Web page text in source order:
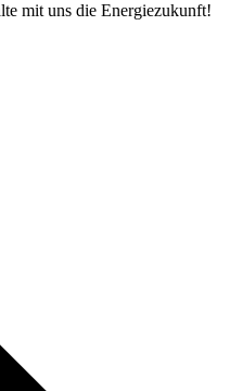
mit uns die Energiezukunft!